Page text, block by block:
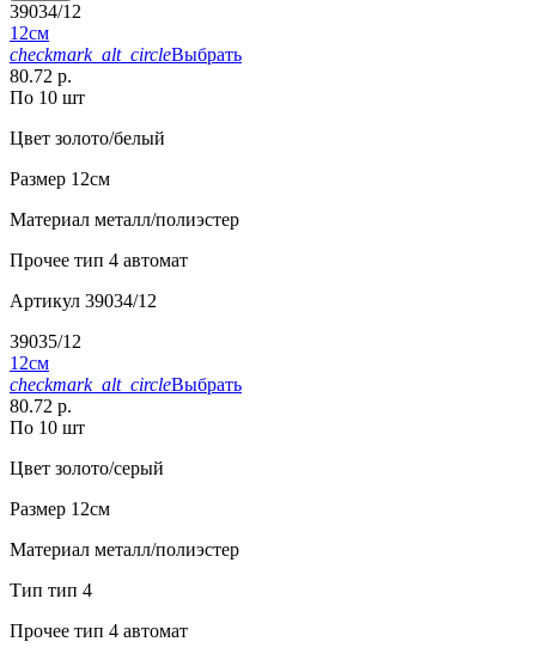
39034/12
12см
checkmark_alt_circleВыбрать
80.72 р.
По 10 шт
Цвет золото/белый
Размер 12см
Материал металл/полиэстер
Прочее тип 4 автомат
Артикул 39034/12
39035/12
12см
checkmark_alt_circleВыбрать
80.72 р.
По 10 шт
Цвет золото/серый
Размер 12см
Материал металл/полиэстер
Тип тип 4
Прочее тип 4 автомат